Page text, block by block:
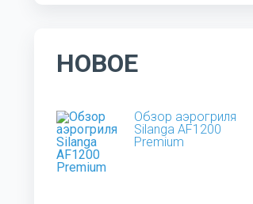
НОВОЕ
Обзор аэрогриля
Silanga AF1200
Premium